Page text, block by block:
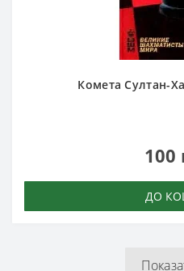
Комета Султан-
100
ДО